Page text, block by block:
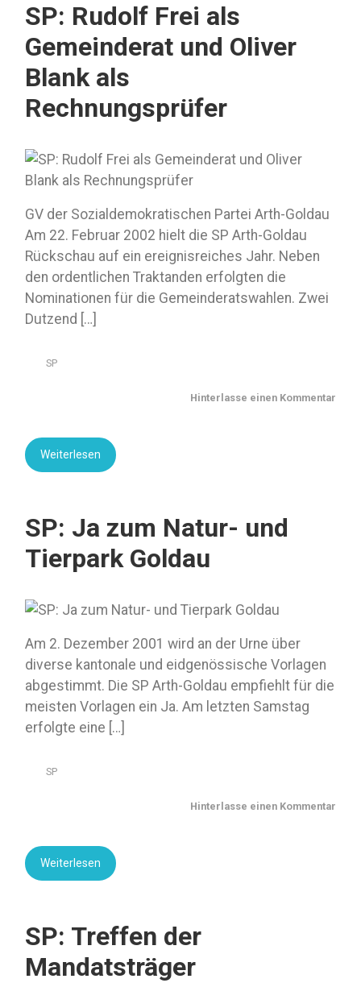
SP: Rudolf Frei als
Gemeinderat und Oliver
Blank als
Rechnungsprüfer
GV der Sozialdemokratischen Partei Arth-Goldau
Am 22. Februar 2002 hielt die SP Arth-Goldau
Rückschau auf ein ereignisreiches Jahr. Neben
den ordentlichen Traktanden erfolgten die
Nominationen für die Gemeinderatswahlen. Zwei
Dutzend […]
SP
Hinterlasse einen Kommentar
Weiterlesen
SP: Ja zum Natur- und
Tierpark Goldau
Am 2. Dezember 2001 wird an der Urne über
diverse kantonale und eidgenössische Vorlagen
abgestimmt. Die SP Arth-Goldau empfiehlt für die
meisten Vorlagen ein Ja. Am letzten Samstag
erfolgte eine […]
SP
Hinterlasse einen Kommentar
Weiterlesen
SP: Treffen der
Mandatsträger